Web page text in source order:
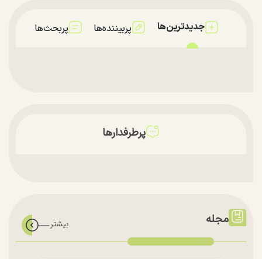
جدیدترین‌ها پربیننده‌ها پربحث‌ها
پرطرفدارها
مجله